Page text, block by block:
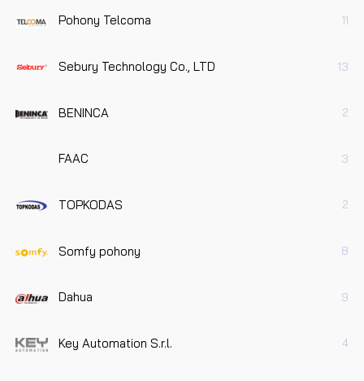
Pohony Telcoma 11
Sebury Technology Co., LTD 13
BENINCA 2
FAAC 3
TOPKODAS 2
Somfy pohony 8
Dahua 9
Key Automation S.r.l. 4